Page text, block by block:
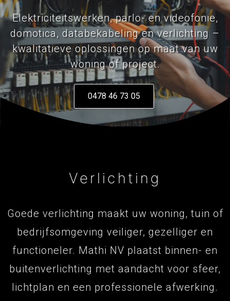
Elektriciteitswerken, parlo- en videofonie,
domotica, databekabeling en verlichting –
kwalitatieve oplossingen op maat van uw
woning of project.
0478 46 73 05
Verlichting
Goede verlichting maakt uw woning, tuin of
bedrijfsomgeving veiliger, gezelliger en
functioneler. Mathi NV plaatst binnen- en
buitenverlichting met aandacht voor sfeer,
lichtplan en een professionele afwerking.